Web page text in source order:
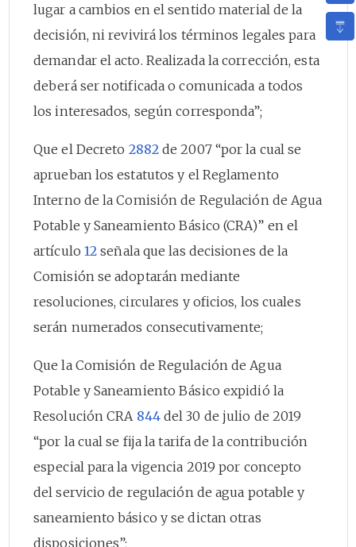
lugar a cambios en el sentido material de la
decisión, ni revivirá los términos legales para
demandar el acto. Realizada la corrección, esta
deberá ser notificada o comunicada a todos
los interesados, según corresponda”;
Que el Decreto 2882de 2007 “por la cual se
aprueban los estatutos y el Reglamento
Interno de la Comisión de Regulación de Agua
Potable y Saneamiento Básico (CRA)” en el
artículo 12 señala que las decisiones de la
Comisión se adoptarán mediante
resoluciones, circulares y oficios, los cuales
serán numerados consecutivamente;
Que la Comisión de Regulación de Agua
Potable y Saneamiento Básico expidió la
Resolución CRA 844del 30 de julio de 2019
“por la cual se fija la tarifa de la contribución
especial para la vigencia 2019 por concepto
del servicio de regulación de agua potable y
saneamiento básico y se dictan otras
disposiciones”;